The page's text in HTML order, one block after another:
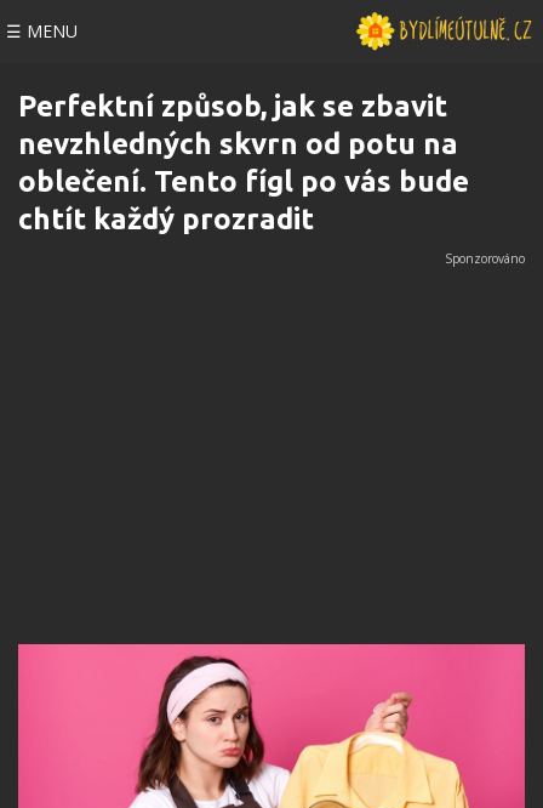
☰ MENU
Perfektní způsob, jak se zbavit
nevzhledných skvrn od potu na
oblečení. Tento fígl po vás bude
chtít každý prozradit